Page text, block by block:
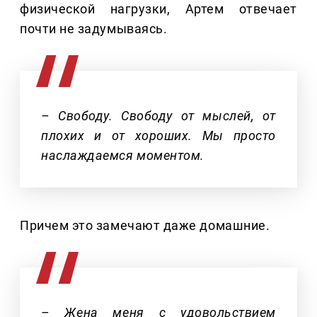
физической нагрузки, Артем отвечает
почти не задумываясь.
– Свободу. Свободу от мыслей, от
плохих и от хороших. Мы просто
наслаждаемся моментом.
Причем это замечают даже домашние.
– Жена меня с удовольствием